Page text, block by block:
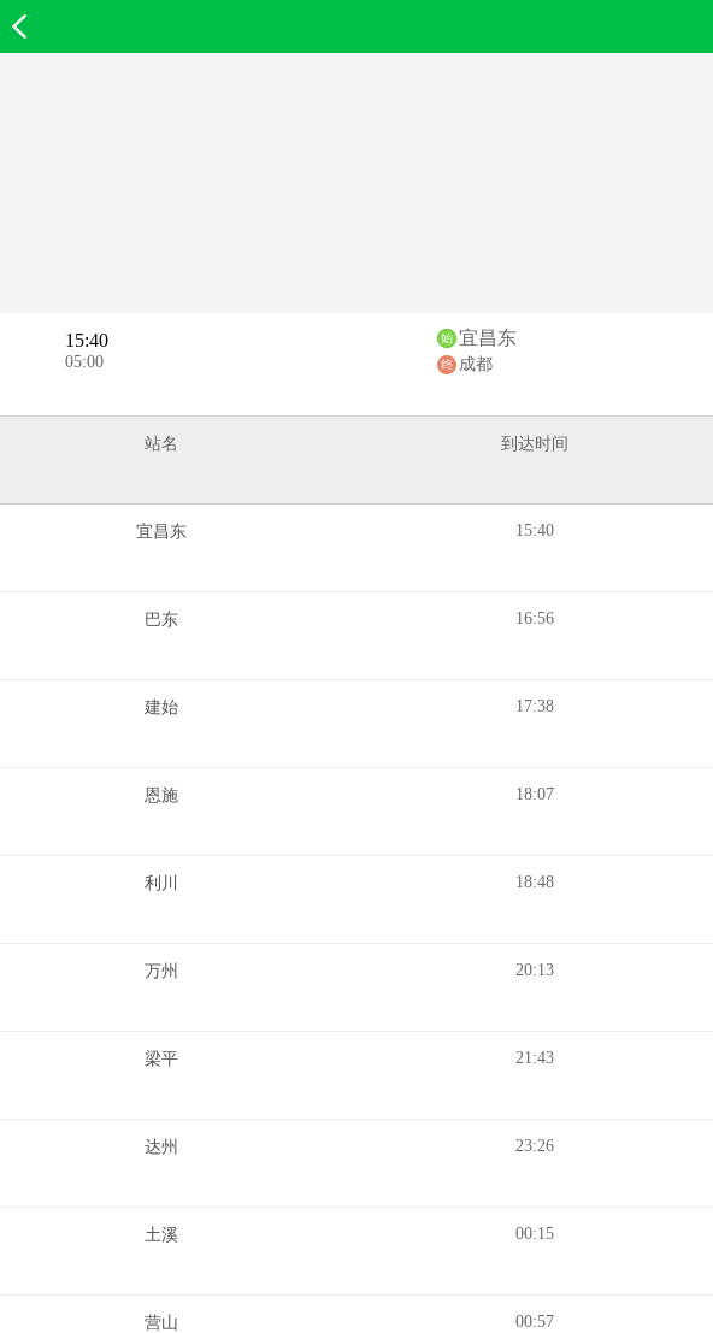
15:40
05:00
宜昌东
成都
站名 到达时间
宜昌东 15:40
巴东 16:56
建始 17:38
恩施 18:07
利川 18:48
万州 20:13
梁平 21:43
达州 23:26
土溪 00:15
营山 00:57